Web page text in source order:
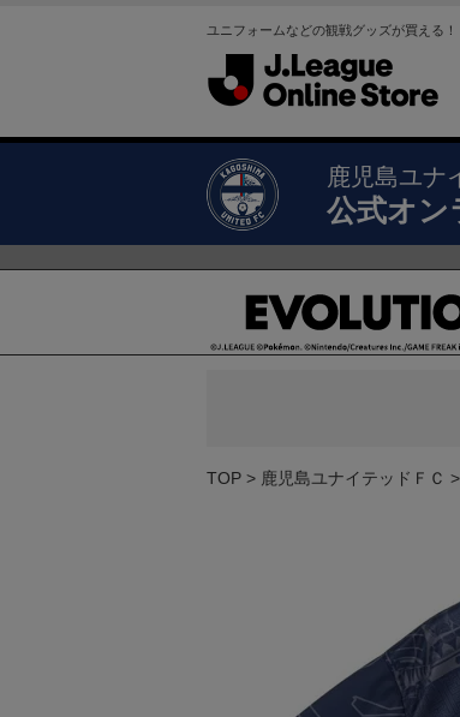
ユニフォームなどの観戦グッズが買える
鹿児島ユナ
公式オン
TOP 鹿児島ユナイテッドＦＣ